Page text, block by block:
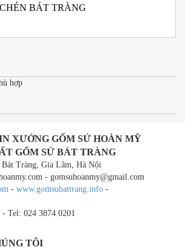
BÁT TRÀNG
hợp
XƯỞNG GỐM SỨ HOÀN MỸ
GỐM SỨ BÁT TRÀNG
Tràng, Gia Lâm, Hà Nội
- gomsuhoanmy@gmail.com
- www.gomsubattrang.info -
Tel: 024 3874 0201
TÔI